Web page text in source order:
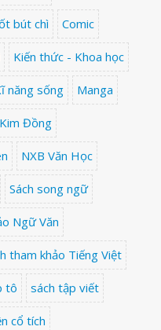
bút chì Comic
Kiến thức - Khoa học
năng sống Manga
Đồng
NXB Văn Học
Sách song ngữ
Ngữ Văn
tham khảo Tiếng Việt
tô sách tập viết
cổ tích